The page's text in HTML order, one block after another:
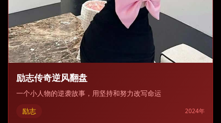
励志传奇逆风翻盘
一个小人物的逆袭故事，用坚持和努力改写命运
励志
2024年